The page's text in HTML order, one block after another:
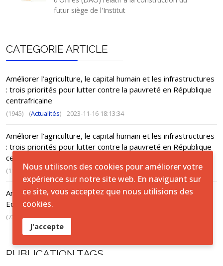
futur siège de l'Institut
CATEGORIE ARTICLE
Améliorer l’agriculture, le capital humain et les infrastructures
: trois priorités pour lutter contre la pauvreté en République
centrafricaine
(1945) (Actualités) 2023-11-16 18:13:34
Améliorer l’agriculture, le capital humain et les infrastructures
: trois priorités pour lutter contre la pauvreté en République
centrafricaine
(1170) (ACTUS) 2023-11-16 18:13:34
Annuaire Satistique, Fondamental 1, Alphabétisation et
Education de base non formelle - 2021-2022
(736) (ACTUS) 2024-10-20 11:14:58
PUBLICATION TAGS
Nous utilisons des cookies pour améliorer votre
expérience sur notre site web. En naviguant sur
ce site, vous acceptez que nous utilisions des
cookies.
J'accepte